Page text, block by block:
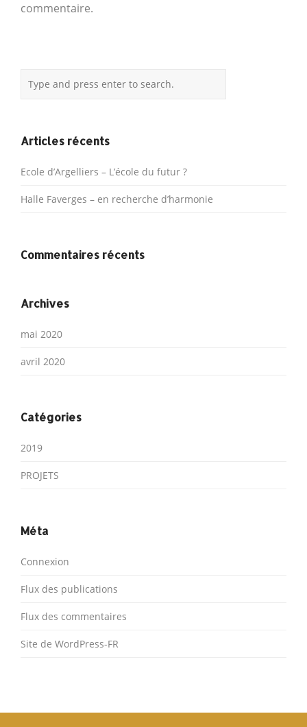
commentaire.
Articles récents
Ecole d’Argelliers – L’école du futur ?
Halle Faverges – en recherche d’harmonie
Commentaires récents
Archives
mai 2020
avril 2020
Catégories
2019
PROJETS
Méta
Connexion
Flux des publications
Flux des commentaires
Site de WordPress-FR